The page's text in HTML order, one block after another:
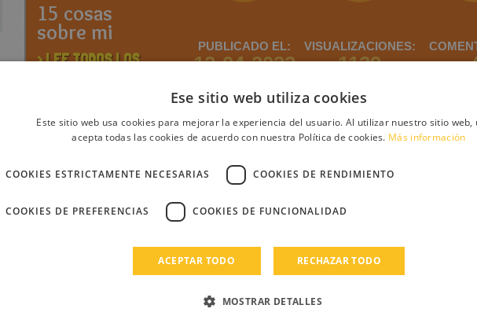
15 cosas
sobre mi
> LEE TODOS LOS
PUBLICADO EL:
12-04-2022
VISUALIZACIONES:
1139
comentario
primero debes iniciar sesión Regístrate Login
Ese sitio web utiliza cookies
Este sitio web usa cookies para mejorar la experiencia del usuario. Al utilizar nuestro sitio web,
acepta todas las cookies de acuerdo con nuestra Política de cookies. Más información
COOKIES ESTRICTAMENTE NECESARIAS COOKIES DE RENDIMIENTO
COOKIES DE PREFERENCIAS COOKIES DE FUNCIONALIDAD
ACEPTAR TODO RECHAZAR TODO
MOSTRAR DETALLES